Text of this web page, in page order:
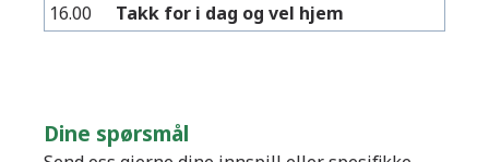
16.00
Takk for i dag og vel hjem
Dine spørsmål